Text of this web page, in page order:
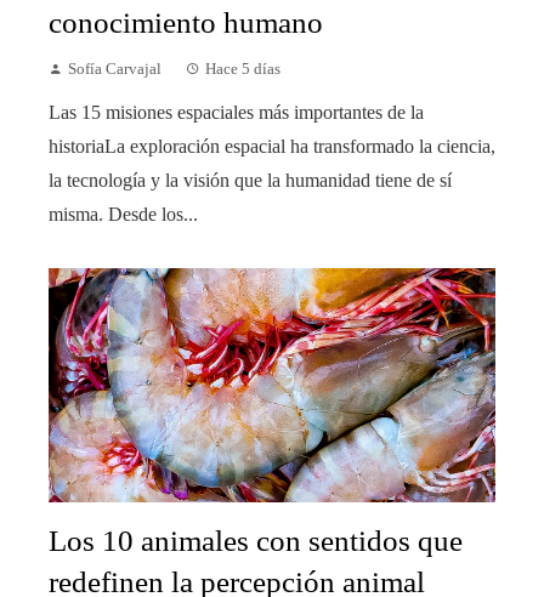
conocimiento humano
Sofía Carvajal Hace 5 días
Las 15 misiones espaciales más importantes de la
historiaLa exploración espacial ha transformado la ciencia,
la tecnología y la visión que la humanidad tiene de sí
misma. Desde los...
Los 10 animales con sentidos que
redefinen la percepción animal